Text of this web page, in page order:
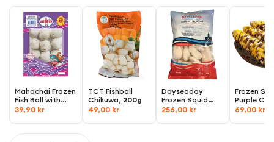
Mahachai Frozen
Fish Ball with
Cuttlefish,
39,90 kr
TCT Fishball
Chikuwa, 200g
49,00 kr
Dayseaday
Frozen Squid
Whole 10/20, 1kg
256,00 kr
Frozen
Purple
700g
69,00 kr